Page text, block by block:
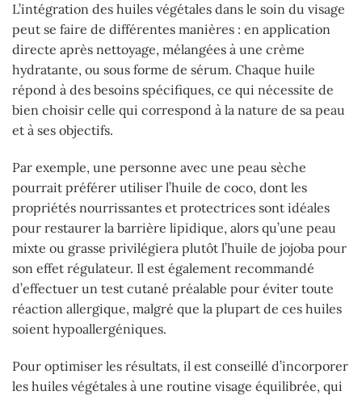
L’intégration des huiles végétales dans le soin du visage
peut se faire de différentes manières : en application
directe après nettoyage, mélangées à une crème
hydratante, ou sous forme de sérum. Chaque huile
répond à des besoins spécifiques, ce qui nécessite de
bien choisir celle qui correspond à la nature de sa peau
et à ses objectifs.
Par exemple, une personne avec une peau sèche
pourrait préférer utiliser l’huile de coco, dont les
propriétés nourrissantes et protectrices sont idéales
pour restaurer la barrière lipidique, alors qu’une peau
mixte ou grasse privilégiera plutôt l’huile de jojoba pour
son effet régulateur. Il est également recommandé
d’effectuer un test cutané préalable pour éviter toute
réaction allergique, malgré que la plupart de ces huiles
soient hypoallergéniques.
Pour optimiser les résultats, il est conseillé d’incorporer
les huiles végétales à une routine visage équilibrée, qui